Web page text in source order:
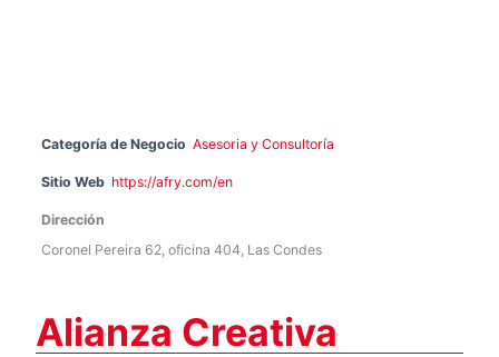
Categoría de Negocio Asesoria y Consultoría
Sitio Web https://afry.com/en
Dirección
Coronel Pereira 62, oficina 404, Las Condes
Alianza Creativa